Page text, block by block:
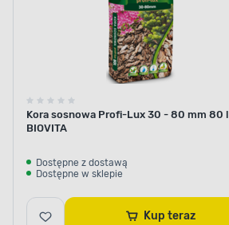
Kora sosnowa Profi-Lux 30 - 80 mm 80 l
BIOVITA
Dostępne z dostawą
Dostępne w sklepie
Kup teraz